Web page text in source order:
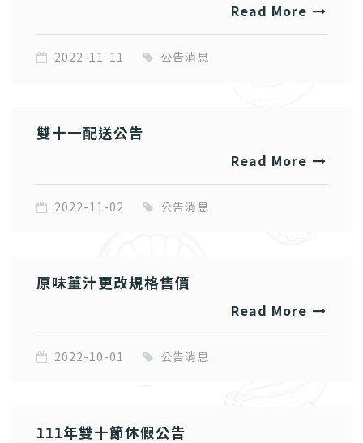
Read More
2022-11-11 公告消息
雙十一配送公告
Read More
2022-11-02 公告消息
原味薑汁更改規格售價
Read More
2022-10-01 公告消息
111年雙十節休假公告